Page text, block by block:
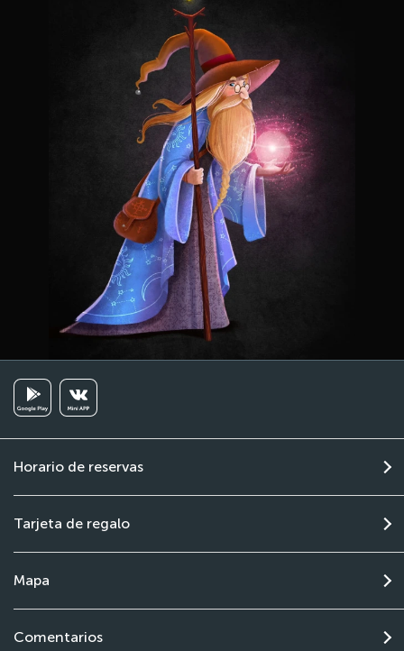
Horario de reservas
Tarjeta de regalo
Mapa
Comentarios